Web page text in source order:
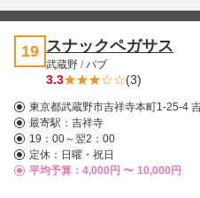
19 スナックペガサス
武蔵野 / パブ
3.3 (3)
東京都武蔵野市吉祥寺本町1-25-4
最寄駅： 吉祥寺
19：00～翌2：00
定休：日曜・祝日
平均予算：4,000円 〜 10,000円